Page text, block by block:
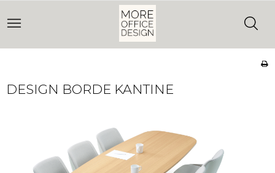
DESIGN BORDE KANTINE